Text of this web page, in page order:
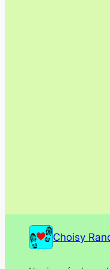
Choisy